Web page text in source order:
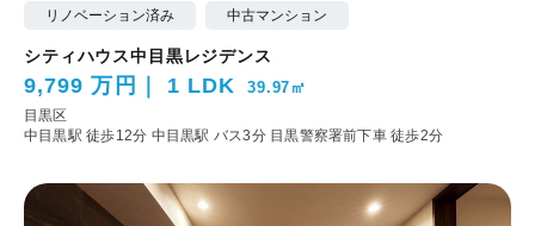
リノベーション済み 中古マンション
シティハウス中目黒レジデンス
9,799 万円 1 LDK 39.97㎡
目黒区
中目黒駅 徒歩12分 中目黒駅 バス3分 目黒警察署前下車 徒歩2分